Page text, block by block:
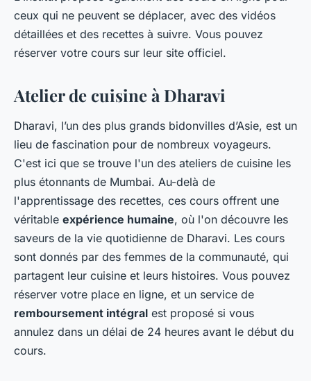
ceux qui ne peuvent se déplacer, avec des vidéos
détaillées et des recettes à suivre. Vous pouvez
réserver votre cours sur leur site officiel.
Atelier de cuisine à Dharavi
Dharavi, l’un des plus grands bidonvilles d’Asie, est un
lieu de fascination pour de nombreux voyageurs.
C'est ici que se trouve l'un des ateliers de cuisine les
plus étonnants de Mumbai. Au-delà de
l'apprentissage des recettes, ces cours offrent une
véritable expérience humaine, où l'on découvre les
saveurs de la vie quotidienne de Dharavi. Les cours
sont donnés par des femmes de la communauté, qui
partagent leur cuisine et leurs histoires. Vous pouvez
réserver votre place en ligne, et un service de
remboursement intégral est proposé si vous
annulez dans un délai de 24 heures avant le début du
cours.